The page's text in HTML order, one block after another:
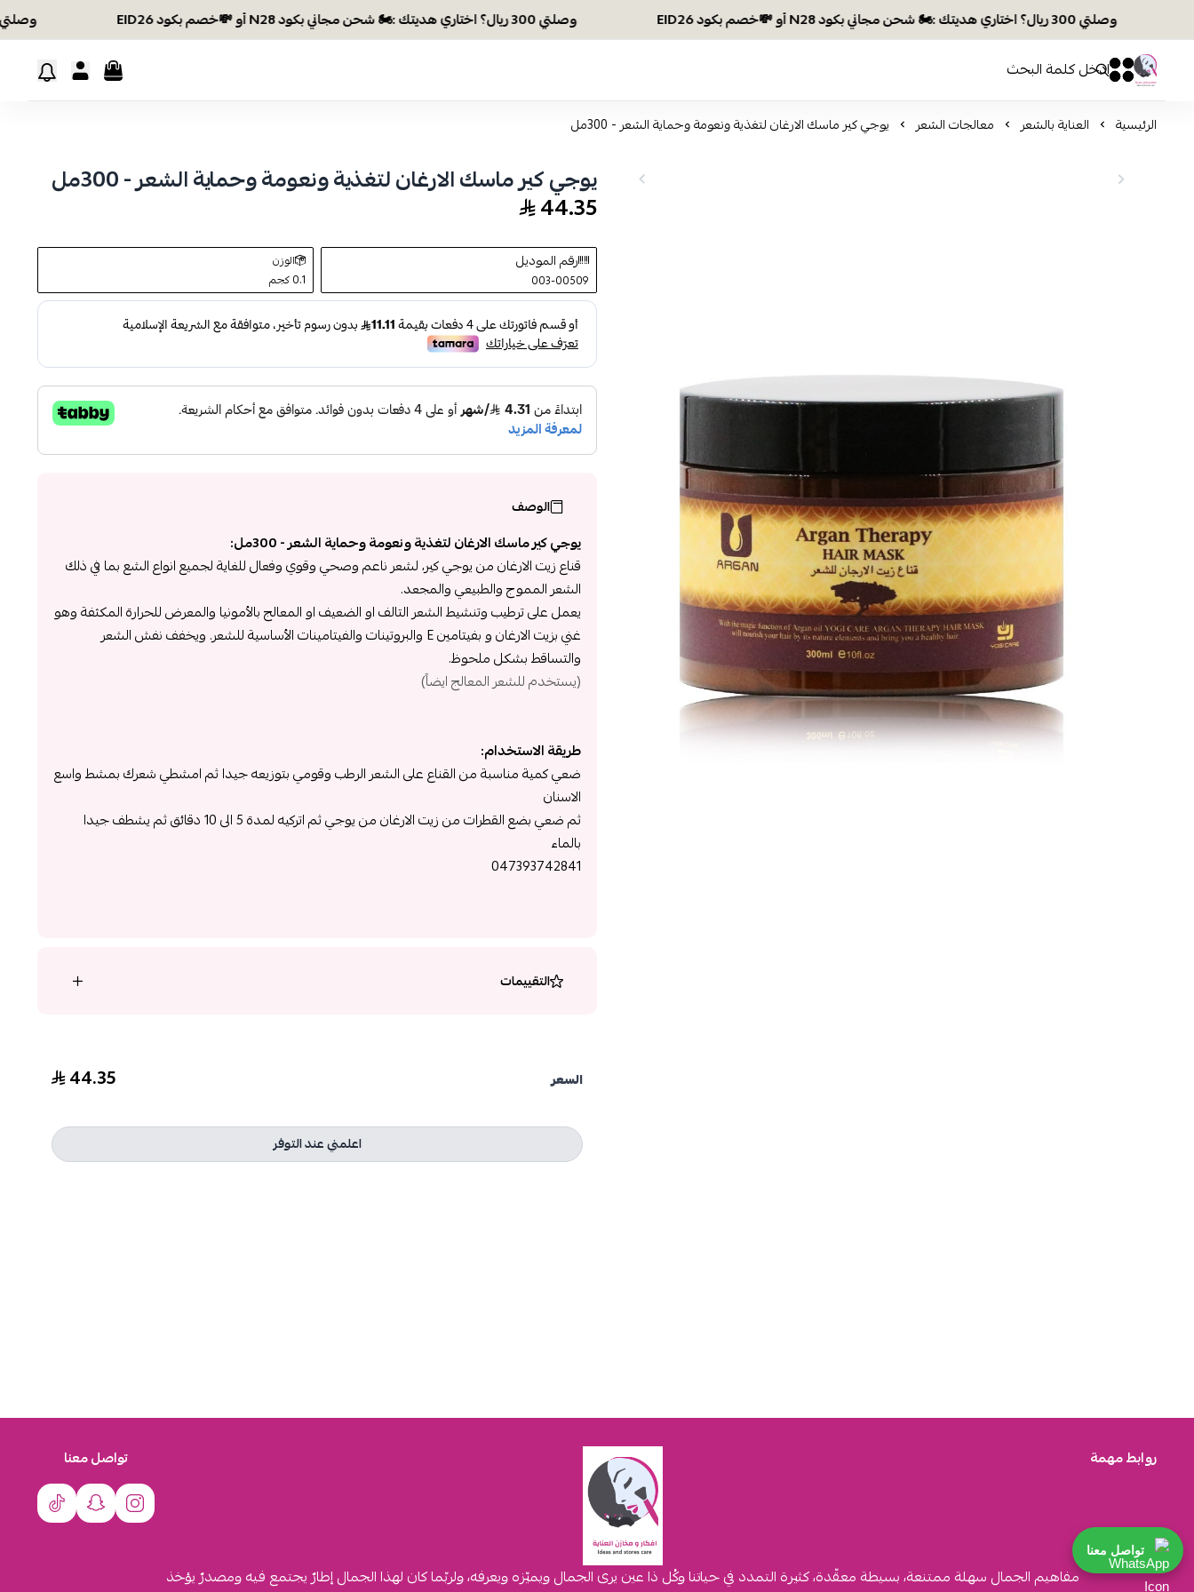
وصلتي 300 ريال؟ اختاري هديتك :🏍 شحن مجاني بكود N28 أو 💸خصم بكود EID26 وصلتي 300 ريال؟ اختاري هديتك :🏍 شحن مجاني بكود N28 أو 💸خصم بكود EID26 وصلتي 300 ريال؟ اختاري هديتك :🏍 شحن مجاني بكود N28 أو 💸خصم بكود EID26
افكار ومخازن العناية
0 0
الرئيسية العناية بالشعر معالجات الشعر يوجي كير ماسك الارغان لتغذية ونعومة وحماية الشعر - 300مل
يوجي كير ماسك الارغان لتغذية ونعومة وحماية الشعر - 300مل
44.35
رقم الموديل
003-00509
الوزن
0.1 كجم
الوصف
يوجي كير ماسك الارغان لتغذية ونعومة وحماية الشعر - 300مل:
قناع زيت الارغان من يوجي كير، لشعر ناعم وصحي وقوي وفعال للغاية لجميع انواع الشع بما في ذلك
الشعر المموج والطبيعي والمجعد.
يعمل على ترطيب وتنشيط الشعر التالف او الضعيف او المعالج بالأمونيا والمعرض للحرارة المكثفة وهو
غني بزيت الارغان و بفيتامين E والبروتينات والفيتامينات الأساسية للشعر. ويخفف نفش الشعر
والتساقط بشكل ملحوظ.
(يستخدم للشعر المعالج ايضاً)
طريقة الاستخدام:
ضعي كمية مناسبة من القناع على الشعر الرطب وقومي بتوزيعه جيدا ثم امشطي شعرك بمشط واسع
الاسنان
ثم ضعي بضع القطرات من زيت الارغان من يوجي ثم اتركيه لمدة 5 الى 10 دقائق ثم يشطف جيدا
بالماء
047393742841
التقييمات
السعر 44.35
اعلمني عند التوفر
روابط مهمة
مفاهيم الجمال سهلة ممتنعة، بسيطة معقّدة، كثيرة التمدد في حياتنا وكُل ذا عين يرى الجمال ويميّزه ويعرفه، ولربّما كان لهذا الجمال إطارٌ يجتمع فيه ومصدرٌ يؤخذ
تواصل معنا
تواصل معنا